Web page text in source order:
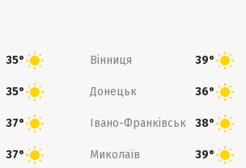
35° Вінниця 39°
35° Донецьк 36°
37° Івано-Франківськ 38°
37° Миколаїв 39°